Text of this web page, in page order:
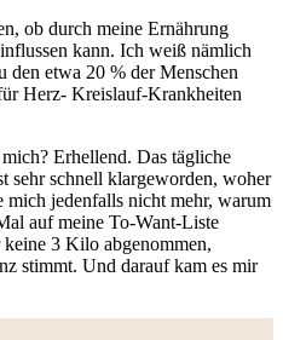
ob durch meine Ernährung
kann. Ich weiß nämlich
den etwa 20 % der Menschen
Herz- Kreislauf-Krankheiten
Erhellend. Das tägliche
sehr schnell klargeworden, woher
jedenfalls nicht mehr, warum
auf meine To-Want-Liste
keine 3 Kilo abgenommen,
stimmt. Und darauf kam es mir